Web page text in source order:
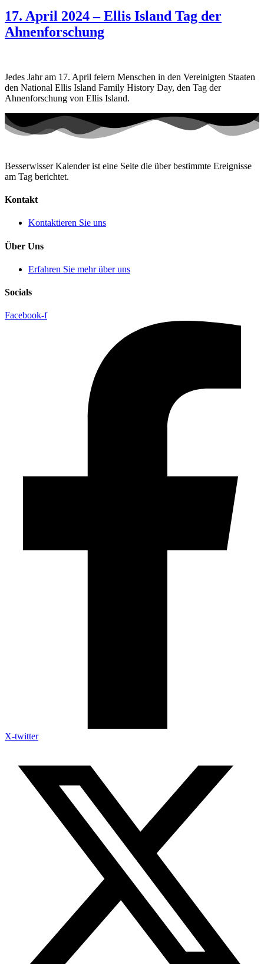
17. April 2024 – Ellis Island Tag der
Ahnenforschung
Jedes Jahr am 17. April feiern Menschen in den Vereinigten Staaten
den National Ellis Island Family History Day, den Tag der
Ahnenforschung von Ellis Island.
Besserwisser Kalender ist eine Seite die über bestimmte Ereignisse
am Tag berichtet.
Kontakt
Kontaktieren Sie uns
Über Uns
Erfahren Sie mehr über uns
Socials
Facebook-f
X-twitter